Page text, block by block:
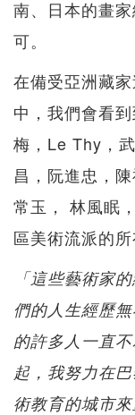
南、日本的畫
可。
在備受亞洲藏
中，我們會看
梅，Le Thy，
昌，阮進忠，
常玉， 林風眠
區美術流派的所
「這些藝術家
們的人生經歷
的許多人一直
起，我努力在
術教育的城市